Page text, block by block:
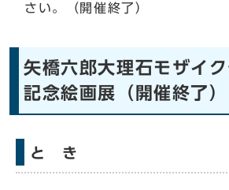
さい。（開催終了）
矢橋六郎大理石モザイ
記念絵画展（開催終了）
と き